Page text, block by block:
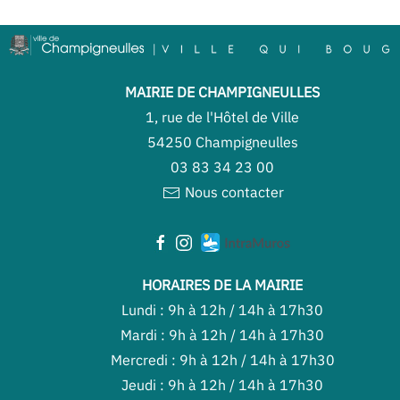
MAIRIE DE CHAMPIGNEULLES
1, rue de l'Hôtel de Ville
54250 Champigneulles
03 83 34 23 00
Nous contacter
HORAIRES DE LA MAIRIE
Lundi : 9h à 12h / 14h à 17h30
Mardi : 9h à 12h / 14h à 17h30
Mercredi : 9h à 12h / 14h à 17h30
Jeudi : 9h à 12h / 14h à 17h30